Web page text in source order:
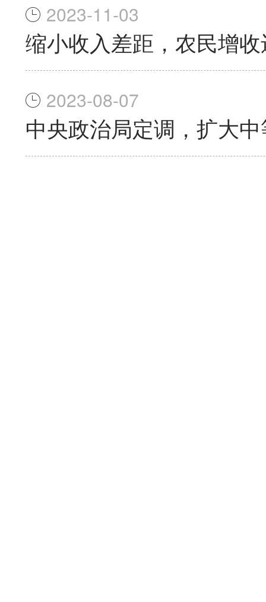
2023-11-03
缩小收入差距，农民增收
2023-08-07
中央政治局定调，扩大